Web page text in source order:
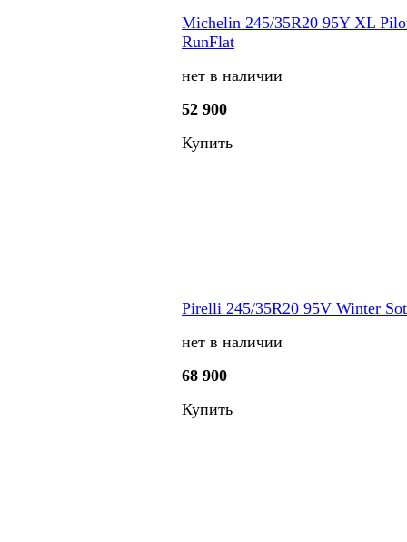
Michelin 245/35R20 95Y XL
RunFlat
нет в наличии
52 900
Купить
Pirelli 245/35R20 95V Winter
нет в наличии
68 900
Купить